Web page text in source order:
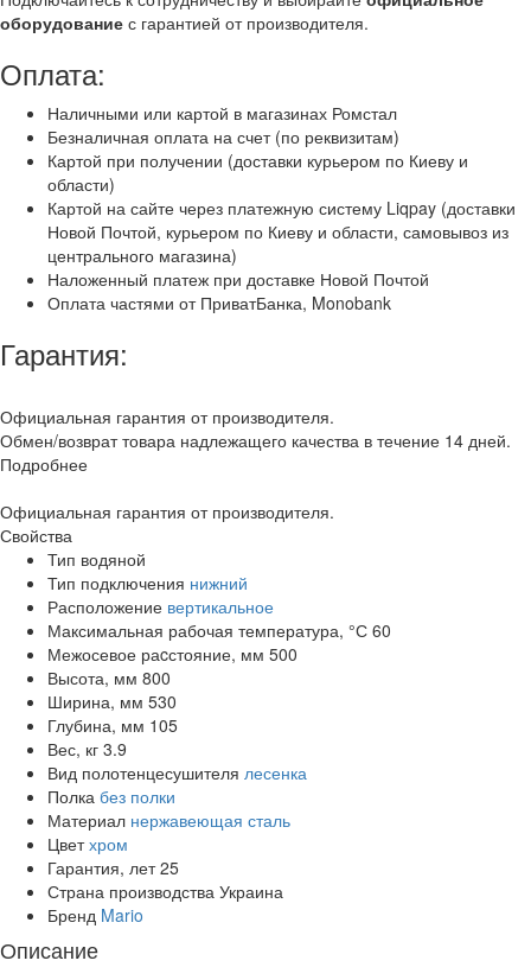
оборудование с гарантией от производителя.
Оплата:
Наличными или картой в магазинах Ромстал
Безналичная оплата на счет (по реквизитам)
Картой при получении (доставки курьером по Киеву и
области)
Картой на сайте через платежную систему Liqpay (доставки
Новой Почтой, курьером по Киеву и области, самовывоз из
центрального магазина)
Наложенный платеж при доставке Новой Почтой
Оплата частями от ПриватБанка, Monobank
Гарантия:
Официальная гарантия от производителя.
Обмен/возврат товара надлежащего качества в течение 14 дней.
Подробнее
Официальная гарантия от производителя.
Свойства
Тип водяной
Тип подключения нижний
Расположение вертикальное
Максимальная рабочая температура, °С 60
Межосевое раcстояние, мм 500
Высота, мм 800
Ширина, мм 530
Глубина, мм 105
Вес, кг 3.9
Вид полотенцесушителя лесенка
Полка без полки
Материал нержавеющая сталь
Цвет хром
Гарантия, лет 25
Страна производства Украина
Бренд Mario
Описание